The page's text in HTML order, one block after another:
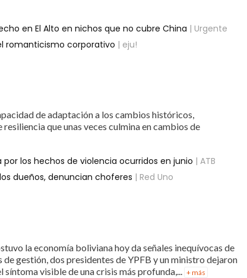
en El Alto en nichos que no cubre China | Urgente
romanticismo corporativo | eju!
de adaptación a los cambios históricos,
que unas veces culmina en cambios de
los hechos de violencia ocurridos en junio | ATB
dueños, denuncian choferes | Red Uno
la economía boliviana hoy da señales inequívocas de
de gestión, dos presidentes de YPFB y un ministro dejaron
visible de una crisis más profunda,...
+ más